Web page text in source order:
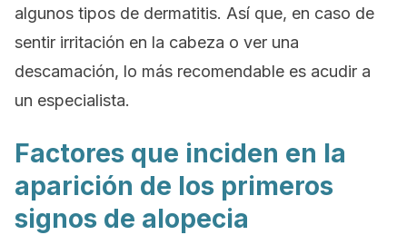
algunos tipos de dermatitis. Así que, en caso de
sentir irritación en la cabeza o ver una
descamación, lo más recomendable es acudir a
un especialista.
Factores que inciden en la
aparición de los primeros
signos de alopecia